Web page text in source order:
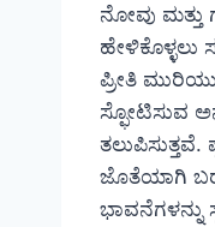
ನೋವು ಮತ್ತು
ಪ್ರೀತಿ
ಸ್ಫೋಟಿಸುವ
ಜೊತೆಯಾಗಿ
ಭಾವನೆಗಳನ್ನು